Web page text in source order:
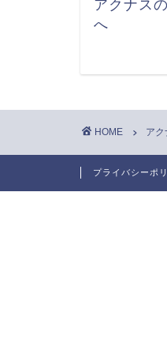
アクナス
へ
HOME アク
プライバシーポ